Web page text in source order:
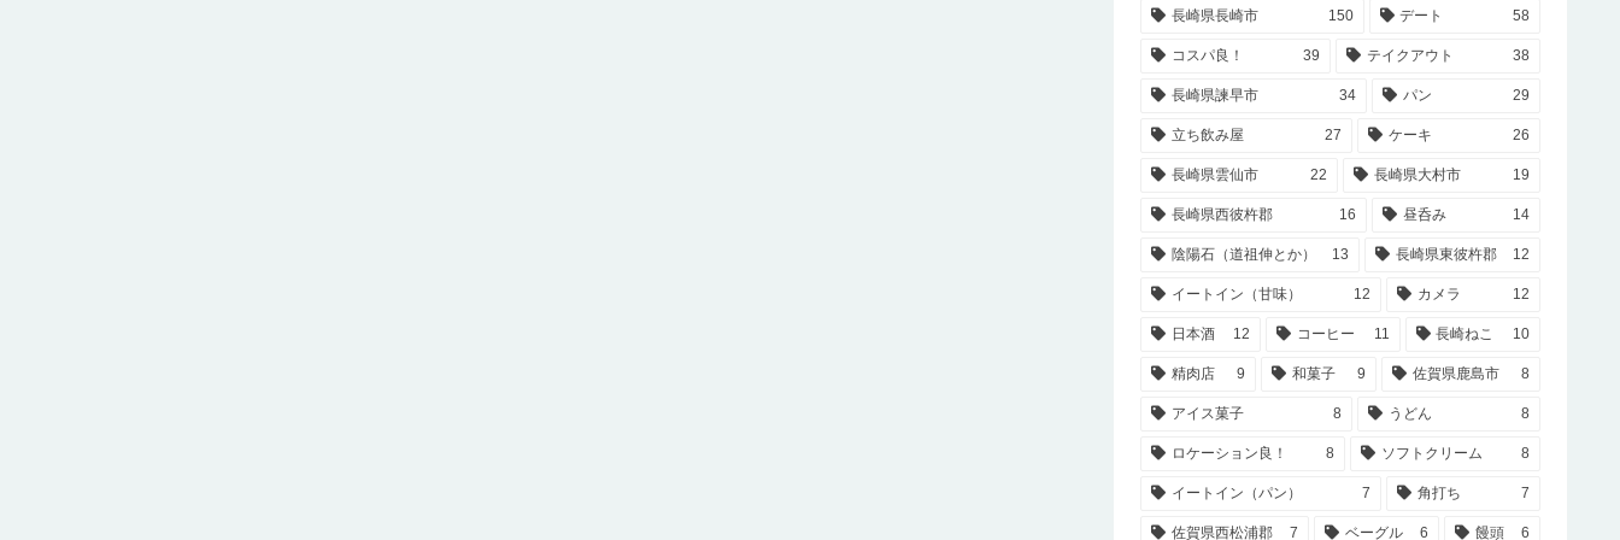
長崎県長崎市 150 デート 58
コスパ良！ 39 テイクアウト 38
長崎県諫早市 34 パン 29
立ち飲み屋 27 ケーキ 26
長崎県雲仙市 22 長崎県大村市 19
長崎県西彼杵郡 16 昼呑み 14
陰陽石（道祖伸とか） 13 長崎県東彼杵郡 12
イートイン（甘味） 12 カメラ 12
日本酒 12 コーヒー 11 長崎ねこ 10
精肉店 9 和菓子 9 佐賀県鹿島市 8
アイス菓子 8 うどん 8
ロケーション良！ 8 ソフトクリーム 8
イートイン（パン） 7 角打ち 7
佐賀県西松浦郡 7 ベーグル 6 饅頭 6